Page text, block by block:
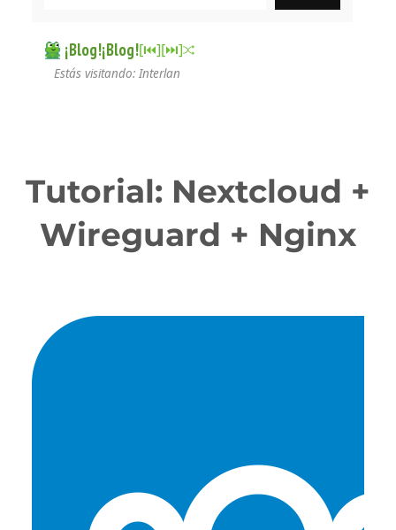
¡Blog!¡Blog![⏮︎][⏭︎]
Estás visitando: Interlan
Tutorial: Nextcloud +
Wireguard + Nginx